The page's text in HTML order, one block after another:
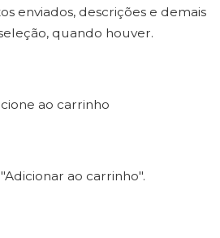
enviados, descrições e demais
quando houver.
ao carrinho
ao carrinho".